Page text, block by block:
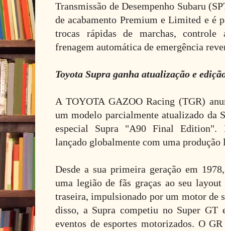
Transmissão de Desempenho Subaru
de acabamento Premium e Limited e é
trocas rápidas de marchas, controle
frenagem automática de emergência
Toyota Supra ganha atualização e
A TOYOTA GAZOO Racing (TGR)
um modelo parcialmente atualizado da
especial Supra "A90 Final Edition".
lançado globalmente com uma
Desde a sua primeira geração em
uma legião de fãs graças ao seu
traseira, impulsionado por um motor de
disso, a Supra competiu no Super GT
eventos de esportes motorizados. O